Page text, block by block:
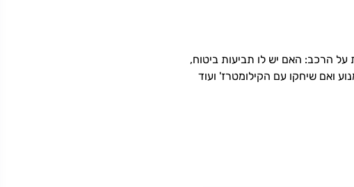
הרכב: האם יש לו תביעות ביטוח,
ואם שיחקו עם הקילומטרז' ועוד